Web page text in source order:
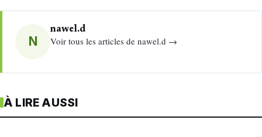
N
nawel.d
Voir tous les articles de nawel.d →
À LIRE AUSSI